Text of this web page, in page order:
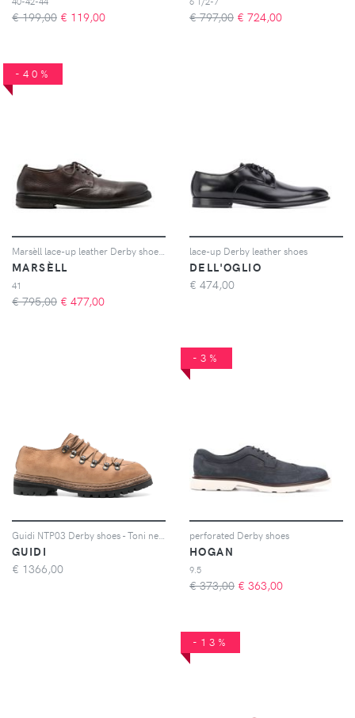
€ 199,00 € 119,00 € 797,00 € 724,00
-40%
MARSÈLL
41
€ 795,00 € 477,00
lace-up Derby leather shoes
DELL'OGLIO
€ 474,00
GUIDI
€ 1366,00
-3%
perforated Derby shoes
HOGAN
9.5
€ 373,00 € 363,00
-13%